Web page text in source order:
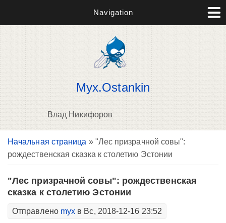
Navigation
Myx.Ostankin
Влад Никифоров
Вы здесь
Начальная страница » "Лес призрачной совы":
рождественская сказка к столетию Эстонии
"Лес призрачной совы": рождественская
сказка к столетию Эстонии
Отправлено myx в Вс, 2018-12-16 23:52